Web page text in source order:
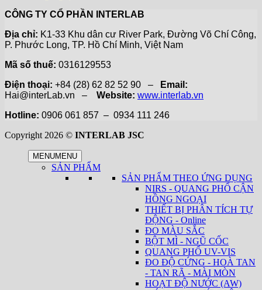
CÔNG TY CỔ PHẦN INTERLAB
Địa chỉ: K1-33 Khu dân cư River Park, Đường Võ Chí Công,
P. Phước Long, TP. Hồ Chí Minh, Việt Nam
Mã số thuế: 0316129553
Điện thoại: +84 (28) 62 82 52 90 –
Email:
Hai@interLab.vn – Website: www.interlab.vn
Hotline: 0906 061 857 – 0934 111 246
Copyright 2026 © INTERLAB JSC
MENUMENU
SẢN PHẨM
SẢN PHẨM THEO ỨNG DỤNG
NIRS - QUANG PHỔ CẬN
HỒNG NGOẠI
THIẾT BỊ PHÂN TÍCH TỰ
ĐỘNG - Online
ĐO MÀU SẮC
BỘT MÌ - NGŨ CỐC
QUANG PHỔ UV-VIS
ĐO ĐỘ CỨNG - HOÀ TAN
- TAN RÃ - MÀI MÒN
HOẠT ĐỘ NƯỚC (AW)